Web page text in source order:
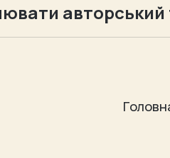
авторський
тури створені з
мрії, знаходяться нові